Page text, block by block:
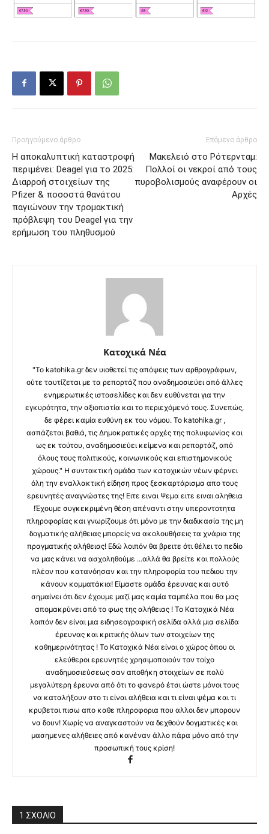
Προηγούμενο άρθρο
Η αποκαλυπτική καταστροφή
περιμένει: Deagel για το 2025:
Διαρροή στοιχείων της
Pfizer & ποσοστά θανάτου
παγιώνουν την τρομακτική
πρόβλεψη του Deagel για την
ερήμωση του πληθυσμού
Επόμενο άρθρο
Μακελειό στο Ρότερνταμ:
Πολλοί οι νεκροί από τους
πυροβολισμούς αναφέρουν οι
Αρχές
Κατοχικά Νέα
"Το katohika.gr δεν υιοθετεί τις απόψεις των αρθρογράφων,
ούτε ταυτίζεται με τα ρεπορτάζ που αναδημοσιεύει από άλλες
ενημερωτικές ιστοσελίδες και δεν ευθύνεται για την
εγκυρότητα, την αξιοπιστία και το περιεχόμενό τους. Συνεπώς,
δε φέρει καμία ευθύνη εκ του νόμου. Το katohika.gr ,
ασπάζεται βαθιά, τις Δημοκρατικές αρχές της πολυφωνίας και
ως εκ τούτου, αναδημοσιεύει κείμενα και ρεπορτάζ, από
όλους τους πολιτικούς, κοινωνικούς και επιστημονικούς
χώρους." Η συντακτική ομάδα των κατοχικών νέων φέρνει
όλη την εναλλακτική είδηση προς ξεσκαρτάρισμα απο τους
ερευνητές αναγνώστες της! Ειτε ειναι Ψεμα ειτε ειναι αληθεια
!Έχουμε συγκεκριμένη θέση απέναντι στην υπεροντοτητα
πληροφορίας και γνωρίζουμε ότι μόνο με την διαδικασία της μη
δογματικής αλήθειας μπορείς να ακολουθήσεις τα χνάρια της
πραγματικής αλήθειας! Εδώ λοιπόν θα βρειτε ότι θέλει το πεδίο
να μας κάνει να ασχοληθούμε ...αλλά θα βρείτε και πολλούς
πλέον που κατανόησαν και την πληροφορία του πεδιου την
κάνουν κομματάκια! Είμαστε ομάδα έρευνας και αυτό
σημαίνει ότι δεν έχουμε μαζί μας καμία ταμπέλα που θα μας
απομακρύνει από το φως της αλήθειας ! Το Κατοχικά Νέα
λοιπόν δεν είναι μια ειδησεογραφική σελίδα αλλά μια σελίδα
έρευνας και κριτικής όλων των στοιχείων της
καθημερινότητας ! Το Κατοχικά Νέα είναι ο χώρος όπου οι
ελεύθεροι ερευνητές χρησιμοποιούν τον τοίχο
αναδημοσιεύσεως σαν αποθήκη στοιχείων σε πολύ
μεγαλύτερη έρευνα από ότι το φανερό έτσι ώστε μόνοι τους
να καταλήξουν στο τι είναι αλήθεια και τι είναι ψέμα και τι
κρυβεται πισω απο καθε πληροφορια που αλλοι δεν μπορουν
να δουν! Χωρίς να αναγκαστούν να δεχθούν δογματικές και
μασημενες αλήθειες από κανέναν άλλο πάρα μόνο από την
προσωπική τους κρίση!
1 ΣΧΟΛΙΟ